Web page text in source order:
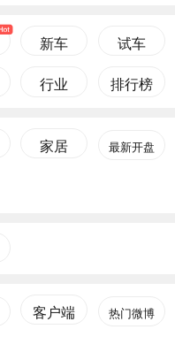
新车 试车
行业 排行榜
家居 最新开盘
客户端 热门微博